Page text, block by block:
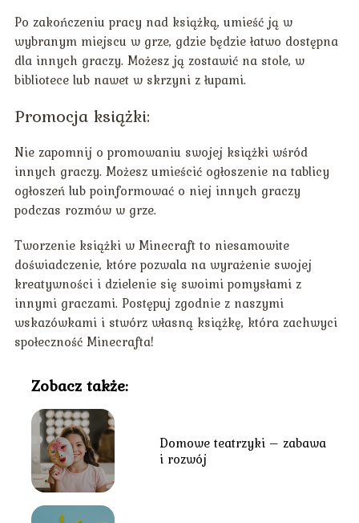
Po zakończeniu pracy nad książką, umieść ją w
wybranym miejscu w grze, gdzie będzie łatwo dostępna
dla innych graczy. Możesz ją zostawić na stole, w
bibliotece lub nawet w skrzyni z łupami.
Promocja książki:
Nie zapomnij o promowaniu swojej książki wśród
innych graczy. Możesz umieścić ogłoszenie na tablicy
ogłoszeń lub poinformować o niej innych graczy
podczas rozmów w grze.
Tworzenie książki w Minecraft to niesamowite
doświadczenie, które pozwala na wyrażenie swojej
kreatywności i dzielenie się swoimi pomysłami z
innymi graczami. Postępuj zgodnie z naszymi
wskazówkami i stwórz własną książkę, która zachwyci
społeczność Minecrafta!
Zobacz także:
Domowe teatrzyki – zabawa
i rozwój